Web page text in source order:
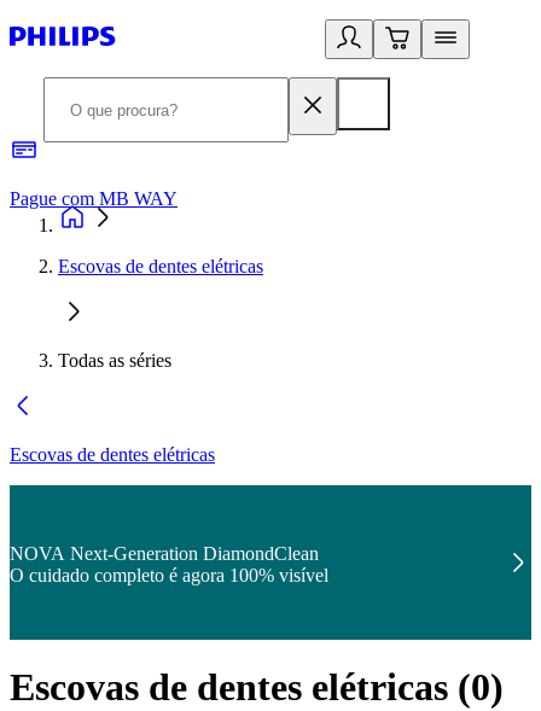
Pague com MB WAY
Escovas de dentes elétricas
Todas as séries
Escovas de dentes elétricas
NOVA Next-Generation DiamondClean
O cuidado completo é agora 100% visível
Escovas de dentes elétricas (0)